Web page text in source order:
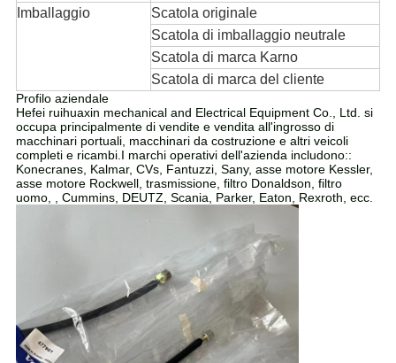
Imballaggio
Scatola originale
Scatola di imballaggio neutrale
Scatola di marca Karno
Scatola di marca del cliente
Profilo aziendale
Hefei ruihuaxin mechanical and Electrical Equipment Co., Ltd. si
occupa principalmente di vendite e vendita all'ingrosso di
macchinari portuali, macchinari da costruzione e altri veicoli
completi e ricambi.I marchi operativi dell'azienda includono::
Konecranes, Kalmar, CVs, Fantuzzi, Sany, asse motore Kessler,
asse motore Rockwell, trasmissione, filtro Donaldson, filtro
uomo, , Cummins, DEUTZ, Scania, Parker, Eaton, Rexroth, ecc.